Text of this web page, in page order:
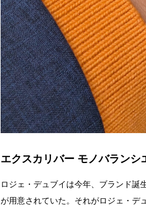
エクスカリバー モノバラン
ロジェ・デュブイは今年、ブランド誕
が用意されていた。それがロジェ・デ